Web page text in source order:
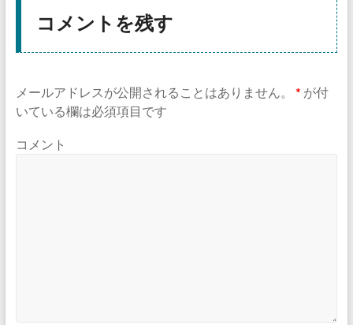
コメントを残す
メールアドレスが公開されることはありません。 * が付
いている欄は必須項目です
コメント